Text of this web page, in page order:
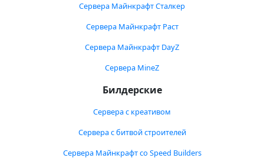
Сервера Майнкрафт Сталкер
Сервера Майнкрафт Раст
Сервера Майнкрафт DayZ
Сервера MineZ
Билдерские
Сервера с креативом
Сервера с битвой строителей
Сервера Майнкрафт со Speed Builders